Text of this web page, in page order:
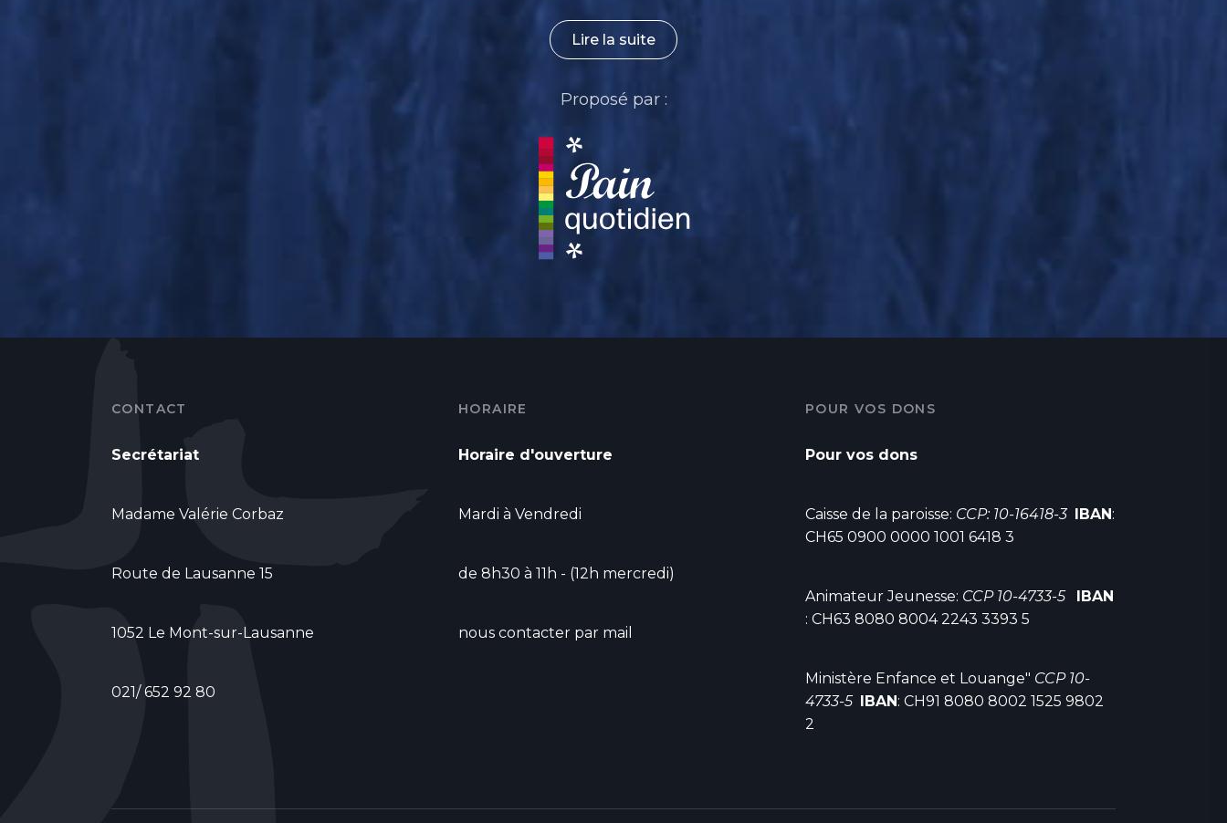
Lire la suite
Proposé par :
CONTACT
Secrétariat
Madame Valérie Corbaz
Route de Lausanne 15
1052 Le Mont-sur-Lausanne
021/ 652 92 80
HORAIRE
Horaire d'ouverture
Mardi à Vendredi
de 8h30 à 11h - (12h mercredi)
nous contacter par mail
POUR VOS DONS
Pour vos dons
Caisse de la paroisse: CCP: 10-16418-3 IBAN:
CH65 0900 0000 1001 6418 3
Animateur Jeunesse: CCP 10-4733-5
IBAN
: CH63 8080 8004 2243 3393 5
Ministère Enfance et Louange" CCP 10-
4733-5 IBAN: CH91 8080 8002 1525 9802
2